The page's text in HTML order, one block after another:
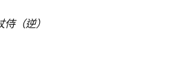
（逆）